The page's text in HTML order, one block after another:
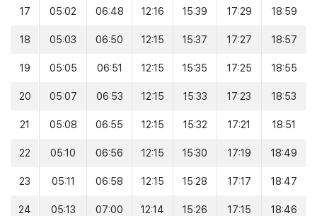
17 05:02 06:48 12:16 15:39 17:29 18:59
18 05:03 06:50 12:15 15:37 17:27 18:57
19 05:05 06:51 12:15 15:35 17:25 18:55
20 05:07 06:53 12:15 15:33 17:23 18:53
21 05:08 06:55 12:15 15:32 17:21 18:51
22 05:10 06:56 12:15 15:30 17:19 18:49
23 05:11 06:58 12:15 15:28 17:17 18:47
24 05:13 07:00 12:14 15:26 17:15 18:46